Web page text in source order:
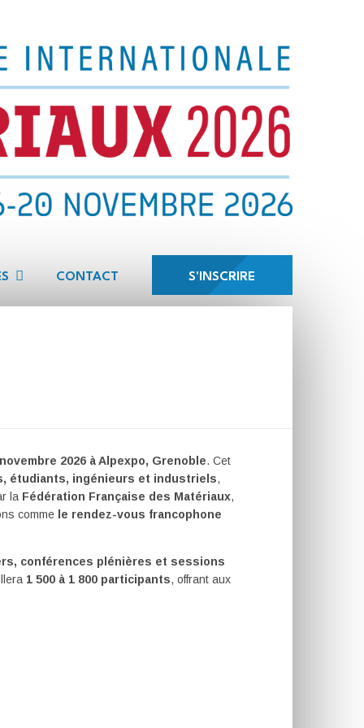
S'INSCRIRE
CONTACT
2026 à Alpexpo, Grenoble. Cet
étudiants, ingénieurs et industriels,
la Fédération Française des Matériaux,
comme le rendez-vous francophone
conférences plénières et sessions
1 500 à 1 800 participants, offrant aux